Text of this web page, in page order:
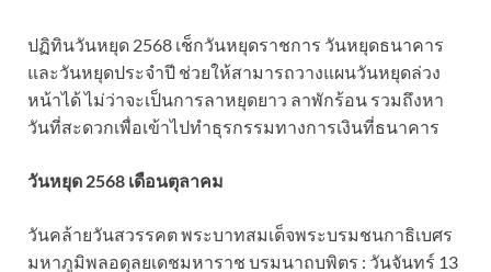
ปฏิทินวันหยุด 2568 เช็กวันหยุดราชการ วันหยุดธนาคาร
และวันหยุดประจำปี ช่วยให้สามารถวางแผนวันหยุดล่วง
หน้าได้ ไม่ว่าจะเป็นการลาหยุดยาว ลาพักร้อน รวมถึงหา
วันที่สะดวกเพื่อเข้าไปทำธุรกรรมทางการเงินที่ธนาคาร
วันหยุด 2568 เดือนตุลาคม
วันคล้ายวันสวรรคต พระบาทสมเด็จพระบรมชนกาธิเบศร
มหาภูมิพลอดุลยเดชมหาราช บรมนาถบพิตร : วันจันทร์ 13